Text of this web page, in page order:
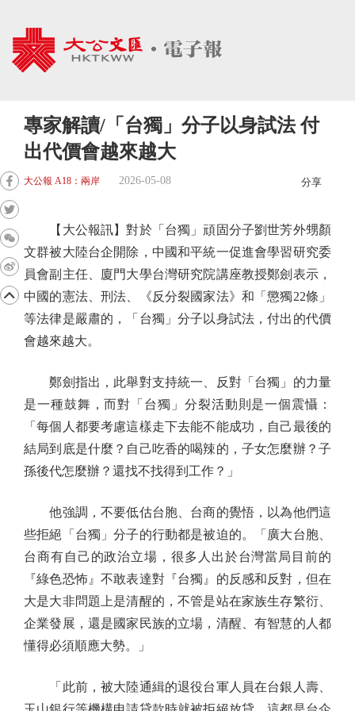
專家解讀/「台獨」分子以身試法 付
出代價會越來越大
大公報 A18：兩岸 2026-05-08 分享
【大公報訊】對於「台獨」頑固分子劉世芳外甥顏
文群被大陸台企開除，中國和平統一促進會學習研究委
員會副主任、廈門大學台灣研究院講座教授鄭劍表示，
中國的憲法、刑法、《反分裂國家法》和「懲獨22條」
等法律是嚴肅的，「台獨」分子以身試法，付出的代價
會越來越大。
鄭劍指出，此舉對支持統一、反對「台獨」的力量
是一種鼓舞，而對「台獨」分裂活動則是一個震懾：
「每個人都要考慮這樣走下去能不能成功，自己最後的
結局到底是什麼？自己吃香的喝辣的，子女怎麼辦？子
孫後代怎麼辦？還找不找得到工作？」
他強調，不要低估台胞、台商的覺悟，以為他們這
些拒絕「台獨」分子的行動都是被迫的。「廣大台胞、
台商有自己的政治立場，很多人出於台灣當局目前的
『綠色恐怖』不敢表達對『台獨』的反感和反對，但在
大是大非問題上是清醒的，不管是站在家族生存繁衍、
企業發展，還是國家民族的立場，清醒、有智慧的人都
懂得必須順應大勢。」
「此前，被大陸通緝的退役台軍人員在台銀人壽、